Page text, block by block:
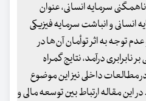
سرمایه انسانی، عنوان
و انباشت سرمایه فیزیکی
توجه به اثر توأمان آن‌ها در
نابرابری درآمد، نتایج گمراه
در مطالعات داخلی نیز این موضوع
این مقاله ارتباط بین توسعه مالی و